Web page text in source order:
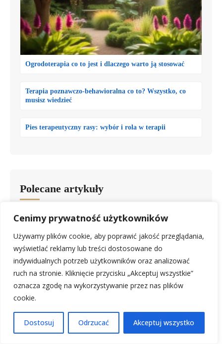
Cenimy prywatność użytkowników
Używamy plików cookie, aby poprawić jakość przeglądania,
wyświetlać reklamy lub treści dostosowane do
indywidualnych potrzeb użytkowników oraz analizować
ruch na stronie. Kliknięcie przycisku „Akceptuj wszystkie”
oznacza zgodę na wykorzystywanie przez nas plików
cookie.
Dostosuj Odrzucać Akceptuj wszystko
Ogrodoterapia co to jest i dlaczego warto ją stosować
Terapia poznawczo-behawioralna co to? Wszystko, co
musisz wiedzieć
Pies terapeutyczny rasy: wybór i rola w terapii
Polecane artykuły
Kolejna wizyta u psychiatry: co mówić i jak się
Psycholog kliniczny co robi? Kim jest i jak pomaga?